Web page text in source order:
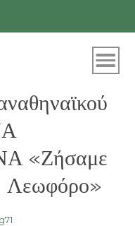
«Ζήσαμε
Λεωφόρο»